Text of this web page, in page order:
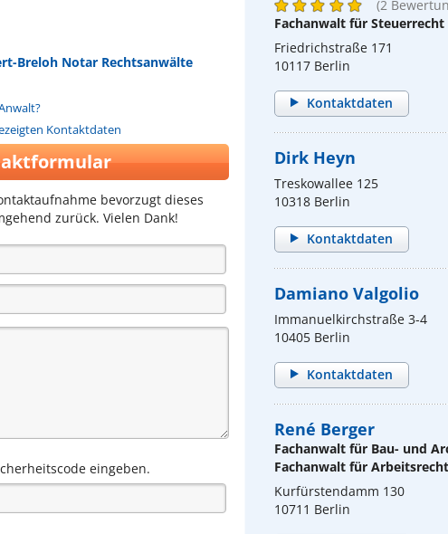
Breloh Notar Rechtsanwälte
Kontaktdaten
bevorzugt dieses
zurück. Vielen Dank!
eingeben.
(2
Fachanwalt für Steuerrecht
Friedrichstraße 171
10117 Berlin
Kontaktdaten
Dirk Heyn
Treskowallee 125
10318 Berlin
Kontaktdaten
Damiano Valgolio
Immanuelkirchstraße 3-4
10405 Berlin
Kontaktdaten
René Berger
Fachanwalt für Bau- und
Fachanwalt für Arbeitsrecht
Kurfürstendamm 130
10711 Berlin